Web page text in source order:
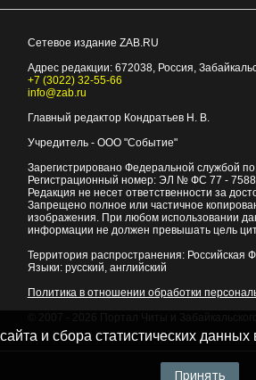
Сетевое издание ZAB.RU
Адрес редакции: 672038, Россия,
+7 (3022) 32-55-66
info@zab.ru
Главный редактор Кондратьев Н. В.
Учредитель - ООО "Событие"
Зарегистрировано Федеральной службой
Регистрационный номер: ЭЛ № ФС 77 -
Редакция не несет ответственности за
Запрещено полное или частичное
изображения. При любом использовании
информации не должен превышать цель
Территория распространения: Российская
Языки: русский, английский
Политика в отношении обработки
и сбора статистических
Принять